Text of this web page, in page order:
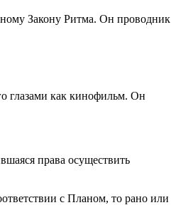
Закону Ритма. Он проводник
глазами как кинофильм. Он
права осуществить
с Планом, то рано или